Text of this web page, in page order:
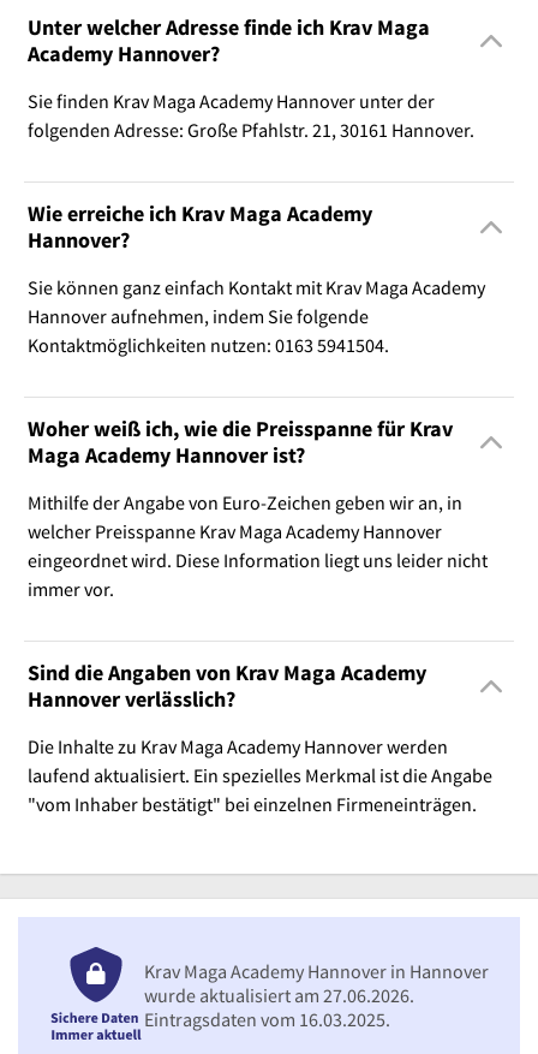
Unter welcher Adresse finde ich Krav Maga
Academy Hannover?
Sie finden Krav Maga Academy Hannover unter der
folgenden Adresse: Große Pfahlstr. 21, 30161 Hannover.
Wie erreiche ich Krav Maga Academy
Hannover?
Sie können ganz einfach Kontakt mit Krav Maga Academy
Hannover aufnehmen, indem Sie folgende
Kontaktmöglichkeiten nutzen: 0163 5941504.
Woher weiß ich, wie die Preisspanne für Krav
Maga Academy Hannover ist?
Mithilfe der Angabe von Euro-Zeichen geben wir an, in
welcher Preisspanne Krav Maga Academy Hannover
eingeordnet wird. Diese Information liegt uns leider nicht
immer vor.
Sind die Angaben von Krav Maga Academy
Hannover verlässlich?
Die Inhalte zu Krav Maga Academy Hannover werden
laufend aktualisiert. Ein spezielles Merkmal ist die Angabe
"vom Inhaber bestätigt" bei einzelnen Firmeneinträgen.
Krav Maga Academy Hannover in Hannover
wurde aktualisiert am 27.06.2026.
Eintragsdaten vom 16.03.2025.